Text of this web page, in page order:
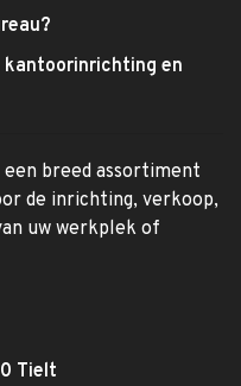
kantoorinrichting en
breed assortiment
de inrichting, verkoop,
uw werkplek of
Tielt